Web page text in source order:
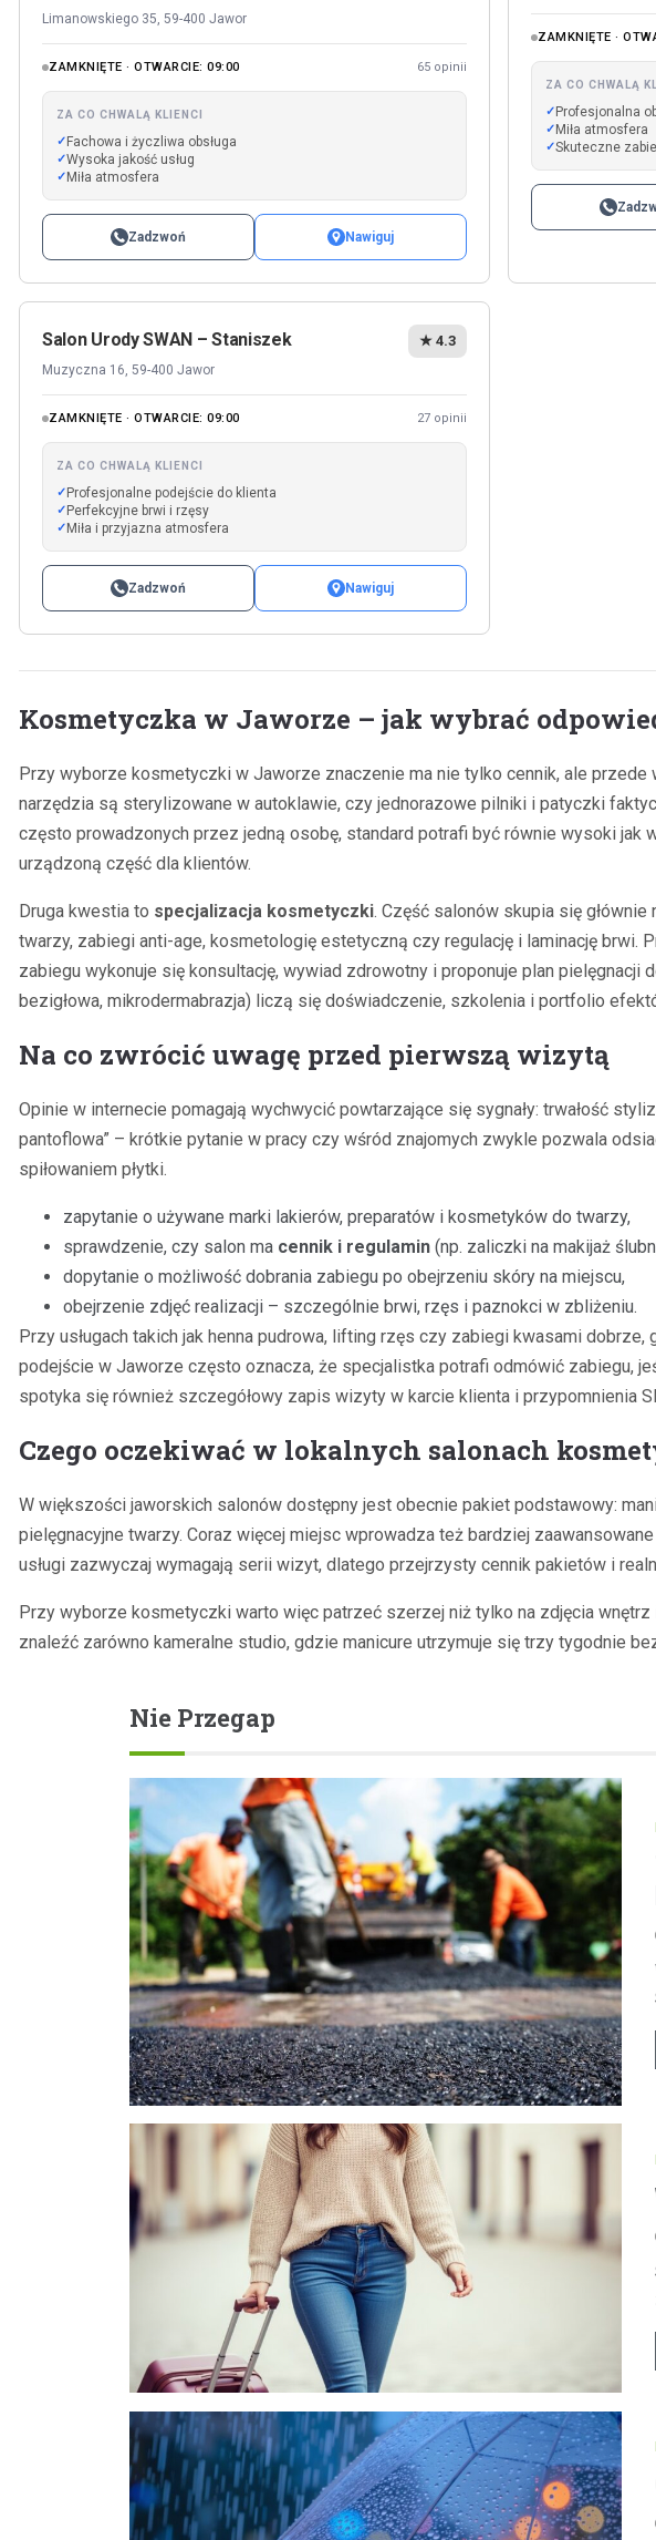
Limanowskiego 35, 59-400 Jawor
ZAMKNIĘTE · OTWARCIE: 09:00 65 opinii
ZA CO CHWALĄ KLIENCI
Fachowa i życzliwa obsługa
Wysoka jakość usług
Miła atmosfera
Zadzwoń Nawiguj
ZAMKNIĘTE ·
ZA CO CHWALĄ
Profesjonalna
Miła atmosfera
Skuteczne
Salon Urody SWAN – Staniszek
Muzyczna 16, 59-400 Jawor
★ 4.3
ZAMKNIĘTE · OTWARCIE: 09:00 27 opinii
ZA CO CHWALĄ KLIENCI
Profesjonalne podejście do klienta
Perfekcyjne brwi i rzęsy
Miła i przyjazna atmosfera
Zadzwoń Nawiguj
Kosmetyczka w Jaworze – jak wybrać
Przy wyborze kosmetyczki w Jaworze znaczenie ma nie tylko cennik, ale przede
narzędzia są sterylizowane w autoklawie, czy jednorazowe pilniki i patyczki
często prowadzonych przez jedną osobę, standard potrafi być równie wysoki jak
urządzoną część dla klientów.
Druga kwestia to specjalizacja kosmetyczki. Część salonów skupia się
twarzy, zabiegi anti-age, kosmetologię estetyczną czy regulację i laminację
zabiegu wykonuje się konsultację, wywiad zdrowotny i proponuje plan
bezigłowa, mikrodermabrazja) liczą się doświadczenie, szkolenia i portfolio
Na co zwrócić uwagę przed pierwszą wizytą
Opinie w internecie pomagają wychwycić powtarzające się sygnały: trwałość
pantoflowa” – krótkie pytanie w pracy czy wśród znajomych zwykle pozwala
spiłowaniem płytki.
zapytanie o używane marki lakierów, preparatów i kosmetyków do twarzy,
sprawdzenie, czy salon ma cennik i regulamin (np. zaliczki na makijaż
dopytanie o możliwość dobrania zabiegu po obejrzeniu skóry na miejscu,
obejrzenie zdjęć realizacji – szczególnie brwi, rzęs i paznokci w zbliżeniu.
Przy usługach takich jak henna pudrowa, lifting rzęs czy zabiegi kwasami
podejście w Jaworze często oznacza, że specjalistka potrafi odmówić zabiegu,
spotyka się również szczegółowy zapis wizyty w karcie klienta i przypomnienia
Czego oczekiwać w lokalnych salonach
W większości jaworskich salonów dostępny jest obecnie pakiet podstawowy:
pielęgnacyjne twarzy. Coraz więcej miejsc wprowadza też bardziej
usługi zazwyczaj wymagają serii wizyt, dlatego przejrzysty cennik pakietów i
Przy wyborze kosmetyczki warto więc patrzeć szerzej niż tylko na zdjęcia
znaleźć zarówno kameralne studio, gdzie manicure utrzymuje się trzy tygodnie
Nie Przegap